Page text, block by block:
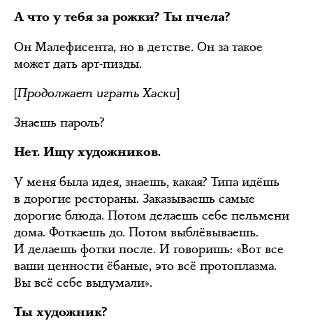
А что у тебя за рожки? Ты пчела?
Он Малефисента, но в детстве. Он за такое
может дать арт-пизды.
[Продолжает играть Хаски]
Знаешь пароль?
Нет. Ищу художников.
У меня была идея, знаешь, какая? Типа идёшь
в дорогие рестораны. Заказываешь самые
дорогие блюда. Потом делаешь себе пельмени
дома. Фоткаешь до. Потом выблёвываешь.
И делаешь фотки после. И говоришь: «Вот все
ваши ценности ёбаные, это всё протоплазма.
Вы всё себе выдумали».
Ты художник?